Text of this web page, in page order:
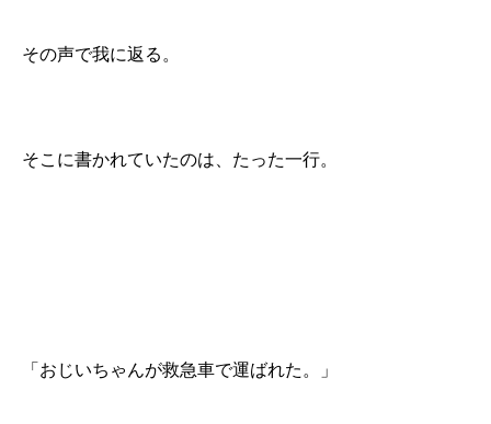
その声で我に返る。
そこに書かれていたのは、たった一行。
「おじいちゃんが救急車で運ばれた。」